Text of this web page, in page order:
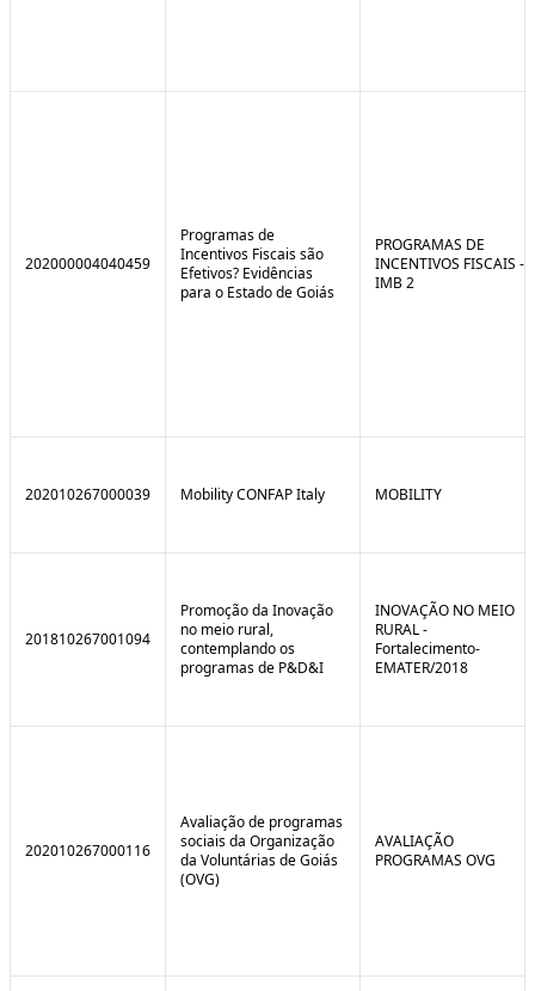
202000004040459
Programas de
Incentivos Fiscais são
Efetivos? Evidências
para o Estado de Goiás
PROGRAMAS DE
INCENTIVOS FISCAIS -
IMB 2
202010267000039 Mobility CONFAP Italy MOBILITY
201810267001094
Promoção da Inovação
no meio rural,
contemplando os
programas de P&D&I
INOVAÇÃO NO MEIO
RURAL -
Fortalecimento-
EMATER/2018
202010267000116
Avaliação de programas
sociais da Organização
da Voluntárias de Goiás
(OVG)
AVALIAÇÃO
PROGRAMAS OVG